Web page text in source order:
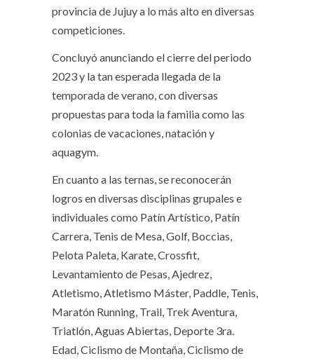
provincia de Jujuy a lo más alto en diversas
competiciones.
Concluyó anunciando el cierre del periodo
2023 y la tan esperada llegada de la
temporada de verano, con diversas
propuestas para toda la familia como las
colonias de vacaciones, natación y
aquagym.
En cuanto a las ternas, se reconocerán
logros en diversas disciplinas grupales e
individuales como Patín Artístico, Patín
Carrera, Tenis de Mesa, Golf, Boccias,
Pelota Paleta, Karate, Crossfit,
Levantamiento de Pesas, Ajedrez,
Atletismo, Atletismo Máster, Paddle, Tenis,
Maratón Running, Trail, Trek Aventura,
Triatlón, Aguas Abiertas, Deporte 3ra.
Edad, Ciclismo de Montaña, Ciclismo de